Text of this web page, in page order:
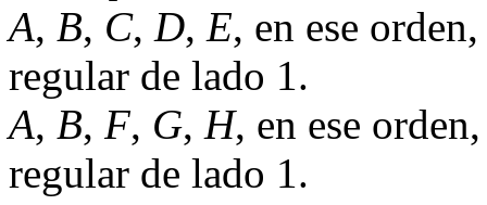
A, B, C, D, E, en ese
regular de lado 1.
A, B, F, G, H, en ese
regular de lado 1.